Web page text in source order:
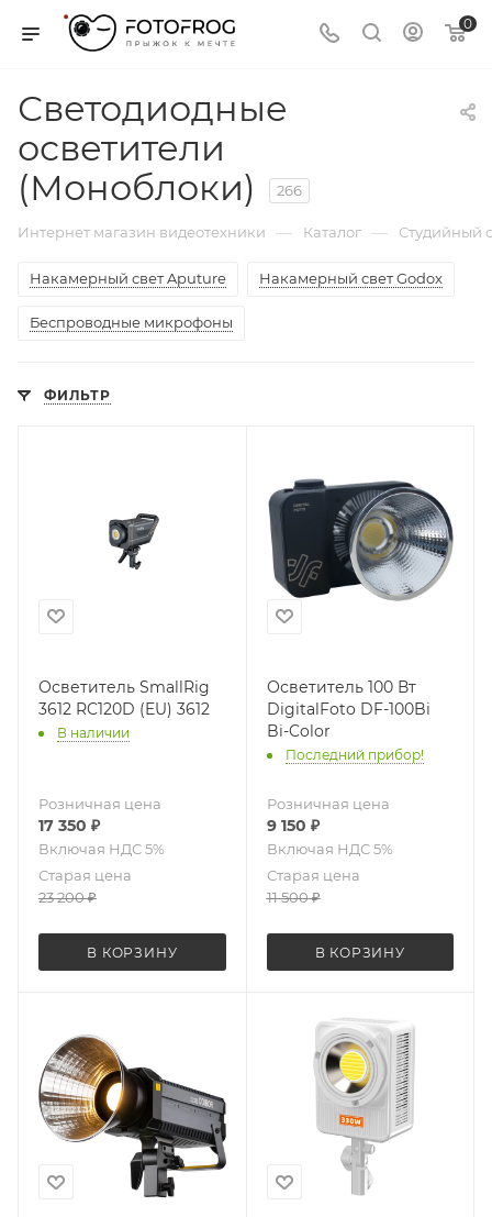
0
Светодиодные
осветители
(Моноблоки)
266
Интернет магазин видеотехники — Каталог — Студийный
Накамерный свет Aputure Накамерный свет Godox
Беспроводные микрофоны
ФИЛЬТР
Осветитель SmallRig
3612 RC120D (EU) 3612
В наличии
Розничная цена
17 350 ₽
Старая цена
23 200₽
В КОРЗИНУ
Осветитель 100 Вт
DigitalFoto DF-100Bi
Bi-Color
Последний прибор!
Розничная цена
9 150 ₽
Старая цена
11 500₽
В КОРЗИНУ